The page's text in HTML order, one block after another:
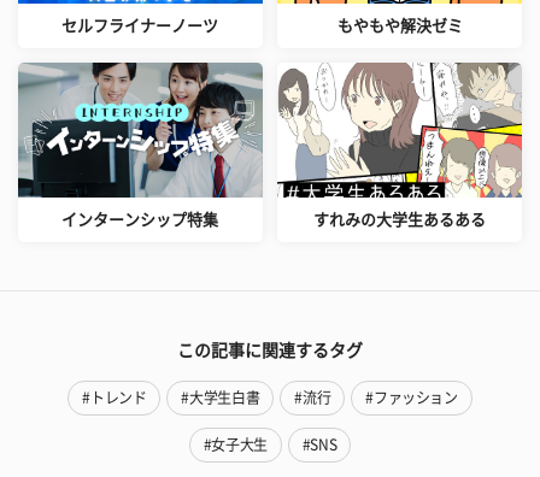
セルフライナーノーツ もやもや解決ゼミ
インターンシップ特集 すれみの大学生あるある
この記事に関連するタグ
#トレンド #大学生白書 #流行 #ファッション
#女子大生 #SNS